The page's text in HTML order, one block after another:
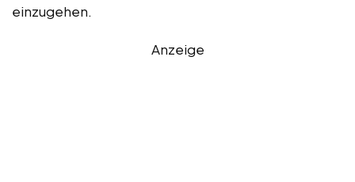
einzugehen.
Anzeige